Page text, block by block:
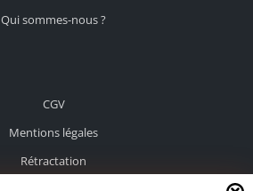
Qui sommes-nous ?
CGV
Mentions légales
Rétractation